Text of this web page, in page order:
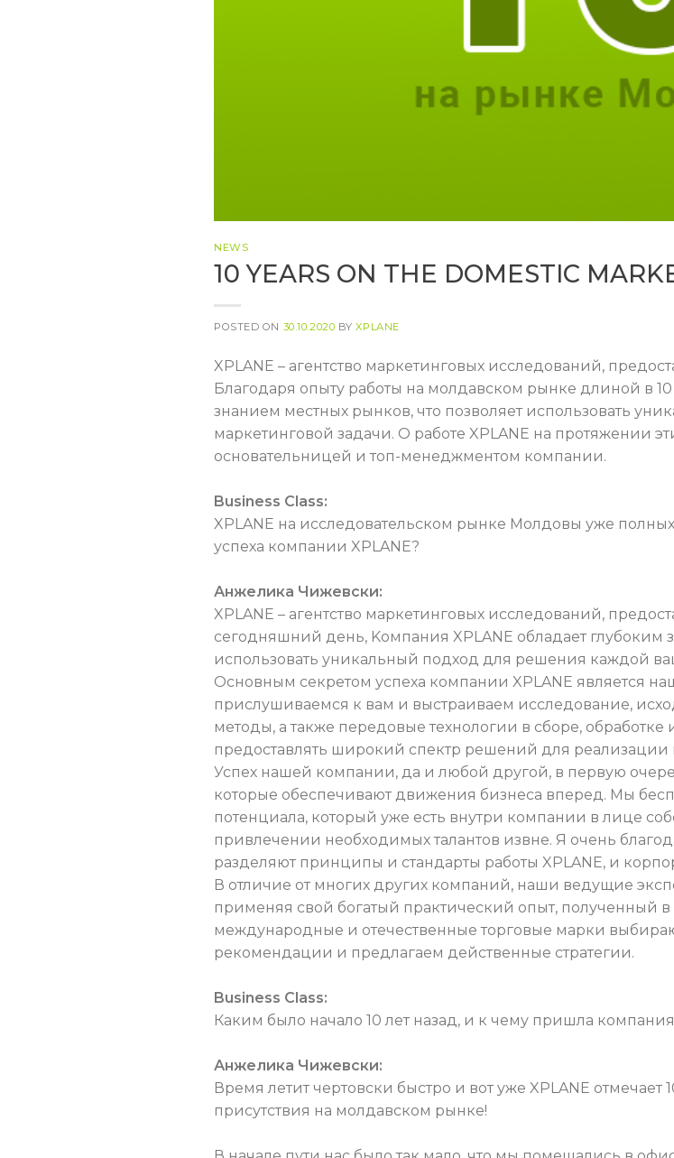
NEWS
10 YEARS ON THE DOMESTIC
POSTED ON 30.10.2020 BYXPLANE
XPLANE – агентство маркетинговых исследований,
Благодаря опыту работы на молдавском рынке длиной в
знанием местных рынков, что позволяет использовать
маркетинговой задачи. О работе XPLANE на протяжении
основательницей и топ-менеджментом компании.
Business Class:
XPLANE на исследовательском рынке Молдовы уже полных
успеха компании XPLANE?
Анжелика Чижевски:
XPLANE – агентство маркетинговых исследований,
сегодняшний день, Kомпания XPLANE обладает глубоким
использовать уникальный подход для решения каждой
Основным секретом успеха компании XPLANE является
прислушиваемся к вам и выстраиваем исследование,
методы, а также передовые технологии в сборе,
предоставлять широкий спектр решений для реализации
Успех нашей компании, да и любой другой, в первую
которые обеспечивают движения бизнеса вперед. Мы
потенциала, который уже есть внутри компании в лице
привлечении необходимых талантов извне. Я очень
разделяют принципы и стандарты работы XPLANE, и
В отличие от многих других компаний, наши ведущие
применяя свой богатый практический опыт, полученный
международные и отечественные торговые марки
рекомендации и предлагаем действенные стратегии.
Business Class:
Каким было начало 10 лет назад, и к чему пришла
Анжелика Чижевски:
Время летит чертовски быстро и вот уже XPLANE отмечает
присутствия на молдавском рынке!